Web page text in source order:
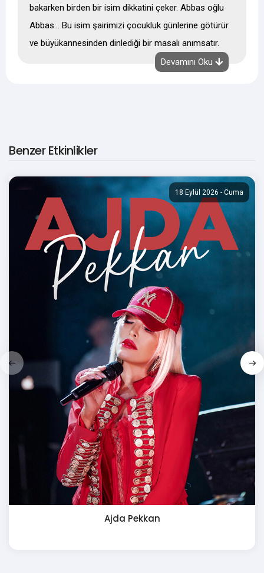
bakarken birden bir isim dikkatini çeker. Abbas oğlu
Abbas… Bu isim şairimizi çocukluk günlerine götürür
ve büyükannesinden dinlediği bir masalı anımsatır.
Abbas bugün İstanbul’a gelmiş ve hem Beşiktaşlı
ve ancak bu yükle var olabilmesini anlatır. Sevgi
eksikliği gidermek için kendimizden daha fazla karşı
tarafı mutlu etmiyor muyuz? Aman sevgisi
azalmasın diye sevdiklerimizi, hediyelere, bazen de
sıkacak kadar aşırı ilgi ile elimizde tutmaya çalışmıyor
muyuz? Var olabilmek için bir metaya, bir insana ya
da bir fikre sığınmıyor muyuz peki? O halde bu oyun;
sana, bana, ona, yani; Tüm Abbaslara…” Şükrü Veysel
Devamını Oku
Benzer Etkinlikler
18 Eylül 2026 - Cuma
Ajda Pekkan